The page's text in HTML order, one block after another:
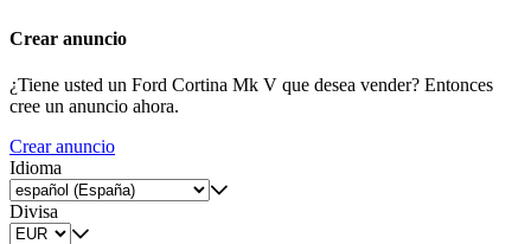
Crear anuncio
¿Tiene usted un Ford Cortina Mk V que desea vender? Entonces
cree un anuncio ahora.
Crear anuncio
Idioma
Divisa